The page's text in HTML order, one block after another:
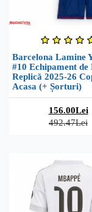
Barcelona Lamine
#10 Echipament de
Replică 2025-26
Acasa (+ Șorturi)
156.00Lei
492.47Lei